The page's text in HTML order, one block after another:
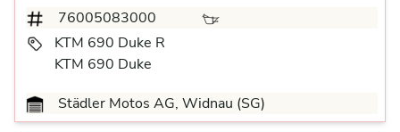
76005083000
KTM 690 Duke R
KTM 690 Duke
Städler Motos AG, Widnau (SG)